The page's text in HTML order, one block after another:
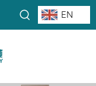
EN